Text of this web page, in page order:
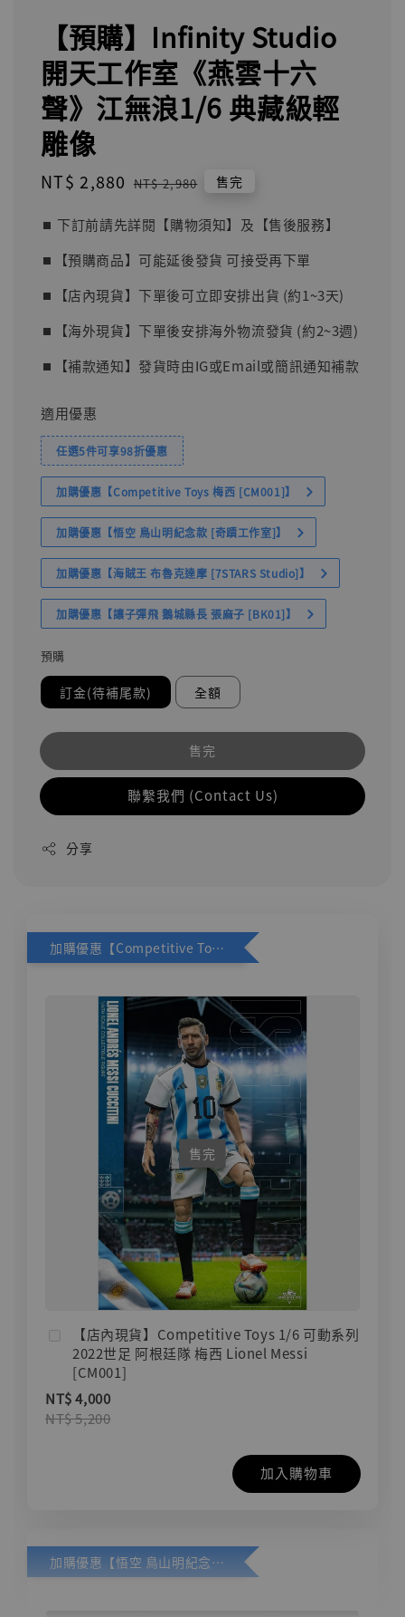
【預購】Infinity Studio
開天工作室《燕雲十六
聲》江無浪1/6 典藏級輕
雕像
Sale
NT$ 2,880 Regular
NT$ 2,980 售完
⏹︎ 下訂前請先詳閱【購物須知】及【售後服務】
⏹︎【預購商品】可能延後發貨 可接受再下單
⏹︎【店內現貨】下單後可立即安排出貨 (約1~3天)
⏹︎【海外現貨】下單後安排海外物流發貨 (約2~3週)
⏹︎【補款通知】發貨時由IG或Email或簡訊通知補款
適用優惠
任選5件可享98折優惠
加購優惠【Competitive Toys 梅西 [CM001]】
加購優惠【悟空 鳥山明紀念款 [奇蹟工作室]】
加購優惠【海賊王 布魯克達摩 [7STARS Studio]】
加購優惠【讓子彈飛 鵝城縣長 張麻子 [BK01]】
預購
訂金(待補尾款) 全額
售完
聯繫我們 (Contact Us)
分享
加購優惠【Competitive Toys 梅西 [CM001]】
售完
【店內現貨】Competitive Toys 1/6 可動系列
2022世足 阿根廷隊 梅西 Lionel Messi
[CM001]
NT$ 4,000
NT$ 5,200
加入購物車
加購優惠【悟空 鳥山明紀念款 [奇蹟工作室]】